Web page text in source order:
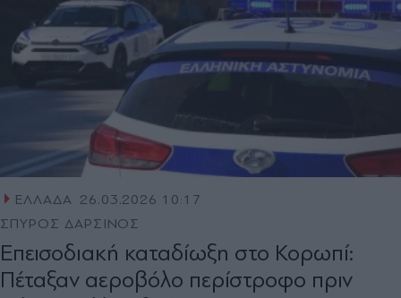
ΕΛΛΑΔΑ 26.03.2026 10:17
ΣΠΥΡΟΣ ΔΑΡΣΙΝΟΣ
Επεισοδιακή καταδίωξη στο Κορωπί:
Πέταξαν αεροβόλο περίστροφο πριν